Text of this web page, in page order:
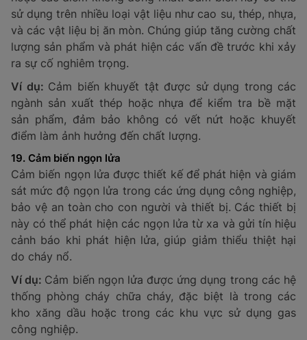
Cảm biến lực là thiết bị đo lường trọng lực, momen
xoắn và tải trọng trong các ứng dụng công nghiệp.
Cảm biến lực chuyển đổi lực tác động thành tín hiệu
điện, giúp giám sát và điều chỉnh các quá trình sản
xuất. Các cảm biến này thường được sử dụng trong
máy đo lực, ngành công nghiệp chế biến thực phẩm,
nghiên cứu khoa học và trong các hệ thống kiểm tra
chất lượng sản phẩm.
Cảm biến lực được sử dụng trong các thiết bị
đo sức kéo trong các dây chuyền sản xuất, hoặc trong
các thiết bị kiểm tra độ bền của vật liệu trong các
phòng thí nghiệm nghiên cứu.
17. Cảm biến dòng chảy
Cảm biến dòng chảy giúp xác định tốc độ và lưu
lượng của chất lỏng hoặc khí trong các hệ thống công
nghiệp. Cảm biến này cung cấp dữ liệu quan trọng
giúp điều khiển dòng chảy và duy trì hiệu quả vận
hành của các thiết bị. Các thông số kỹ thuật quan